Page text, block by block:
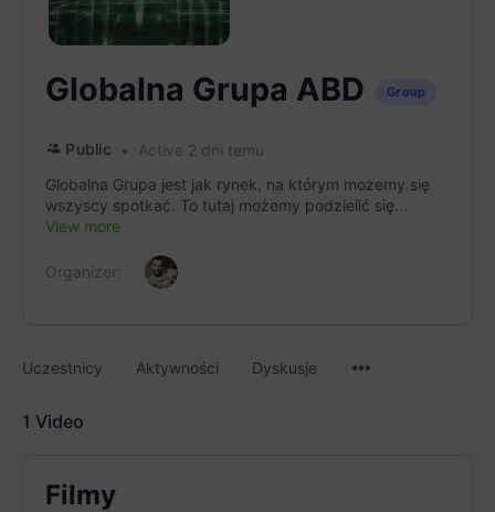
Globalna Grupa ABD Group
Public
Active 2 dni temu
Globalna Grupa jest jak rynek, na którym możemy się
wszyscy spotkać. To tutaj możemy podzielić się...
View more
Organizer:
Uczestnicy Aktywności Dyskusje
1 Video
Filmy